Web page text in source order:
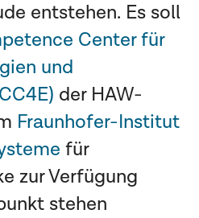
entstehen. Es soll
Center für
und
der HAW-
Fraunhofer-Institut
für
zur Verfügung
stehen